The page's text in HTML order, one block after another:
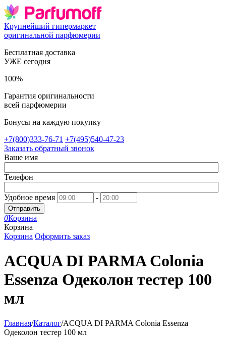
Крупнейший гипермаркет
оригинальной парфюмерии
Бесплатная доставка
УЖЕ сегодня
100%
Гарантия оригинальности
всей парфюмерии
Бонусы на каждую покупку
+7(800)333-76-71 +7(495)540-47-23
Заказать обратный звонок
Ваше имя
Телефон
Удобное время -
Отправить
0Корзина
Корзина
Корзина Оформить заказ
ACQUA DI PARMA Colonia
Essenza Одеколон тестер 100
мл
Главная/Каталог/ACQUA DI PARMA Colonia Essenza
Одеколон тестер 100 мл